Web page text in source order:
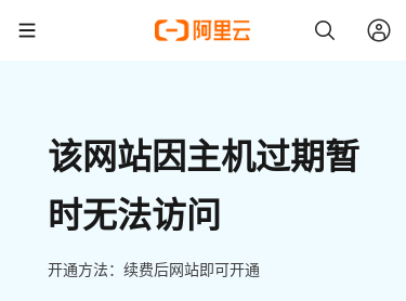
该网站因主机过期暂
时无法访问
开通方法：续费后网站即可开通